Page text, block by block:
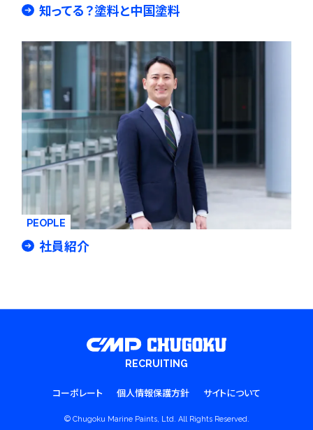
知ってる？塗料と中国塗料
PEOPLE
社員紹介
RECRUITING
コーポレート 個人情報保護方針 サイトについて
© Chugoku Marine Paints, Ltd. All Rights Reserved.